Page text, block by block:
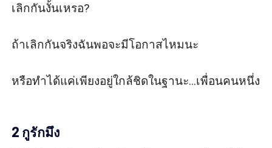
เลิกกันงั้นเหรอ?
ถ้าเลิกกันจริงฉันพอจะมีโอกาสไหมนะ
หรือทำได้แค่เพียงอยู่ใกล้ชิดในฐานะ...เพื่อนคนหนึ่ง
2 กูรักมึง